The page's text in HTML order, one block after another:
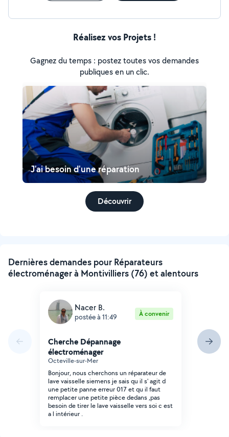
Réalisez vos Projets !
Gagnez du temps : postez toutes vos demandes
publiques en un clic.
J'ai besoin d'une réparation
Découvrir
Dernières demandes pour Réparateurs
électroménager à Montivilliers (76) et alentours
Nacer B.
postée à 11:49 À convenir
Cherche Dépannage
électroménager
Octeville-sur-Mer
Bonjour, nous cherchons un réparateur de
lave vaisselle siemens je sais qu il s' agit d
une petite panne erreur 017 et qu il faut
remplacer une petite pièce dedans ,pas
besoin de tirer le lave vaisselle vers soi c est
a l intérieur .